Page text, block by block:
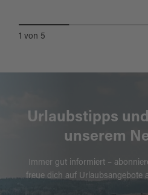
1 von 5
Urlaubstipps
unserem
Immer gut informiert –
freue dich auf Urlaubsangebote